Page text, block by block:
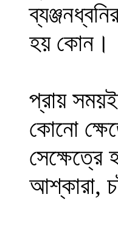
হয় কোন।
প্রায়
কোনো
সেক্ষেত্রে
আশ্‌কারা,